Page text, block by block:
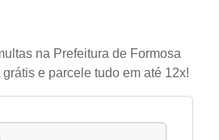
na Prefeitura de Formosa
e parcele tudo em até 12x!